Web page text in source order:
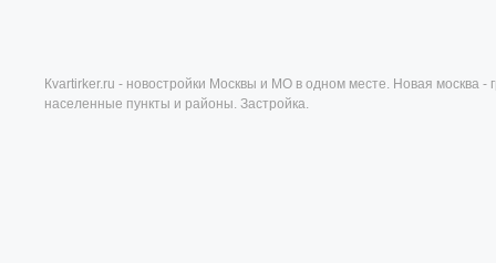
Кvartirker.ru - новостройки Москвы и МО в одном месте. Новая москва
населенные пункты и районы. Застройка.